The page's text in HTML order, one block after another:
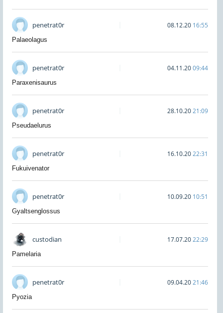
penetrat0r 08.12.20 16:55
Palaeolagus
penetrat0r 04.11.2009:44
Paraxenisaurus
penetrat0r 28.10.2021:09
Pseudaelurus
penetrat0r 16.10.2022:31
Fukuivenator
penetrat0r 10.09.20 10:51
Gyaltsenglossus
custodian 17.07.2022:29
Pamelaria
penetrat0r 09.04.2021:46
Pyozia